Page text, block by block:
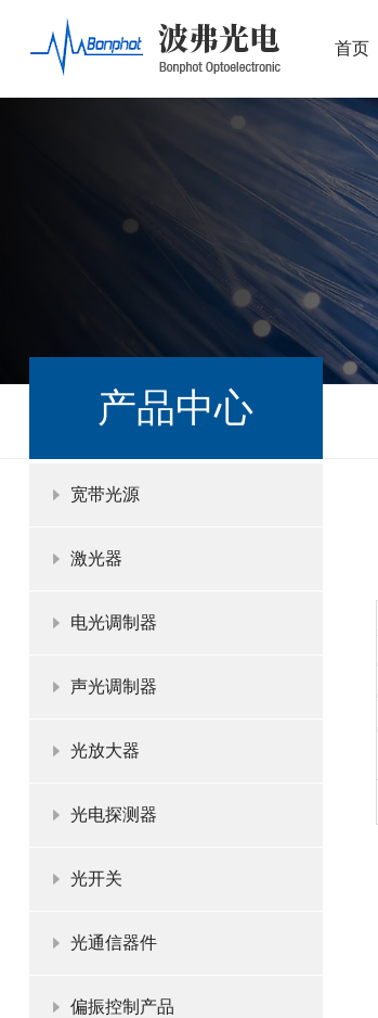
首页
产品中心
宽带光源
激光器
电光调制器
声光调制器
光放大器
光电探测器
光开关
光通信器件
偏振控制产品